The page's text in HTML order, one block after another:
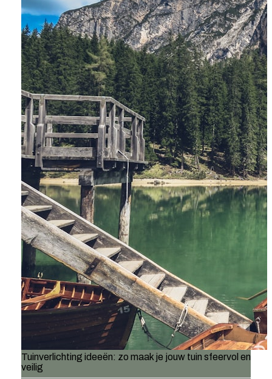
Tuinverlichting ideeën: zo maak je jouw tuin sfeervol en
veilig